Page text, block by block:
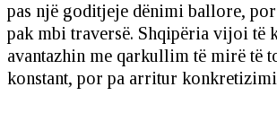
pas një goditjeje dënimi ballore,
pak mbi traversë. Shqipëria vijoi të
avantazhin me qarkullim të mirë të
konstant, por pa arritur